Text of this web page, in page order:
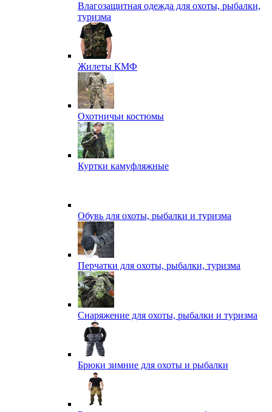
Влагозащитная одежда для охоты, рыбалки,
туризма
Жилеты КМФ
Охотничьи костюмы
Куртки камуфляжные
Обувь для охоты, рыбалки и туризма
Перчатки для охоты, рыбалки, туризма
Снаряжение для охоты, рыбалки и туризма
Брюки зимние для охоты и рыбалки